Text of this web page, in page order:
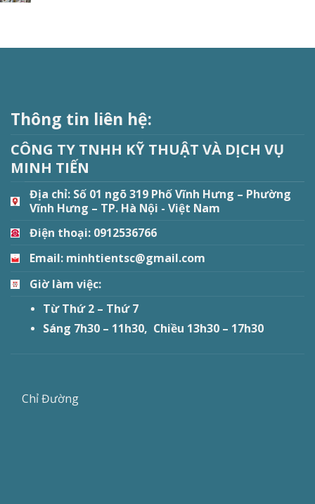
Thông tin liên hệ:
CÔNG TY TNHH KỸ THUẬT VÀ DỊCH VỤ
MINH TIẾN
Địa chỉ: Số 01 ngõ 319 Phố Vĩnh Hưng – Phường
Vĩnh Hưng – TP. Hà Nội - Việt Nam
Điện thoại: 0912536766
Email: minhtientsc@gmail.com
Giờ làm việc:
Từ Thứ 2 – Thứ 7
Sáng 7h30 – 11h30, Chiều 13h30 – 17h30
Chỉ Đường